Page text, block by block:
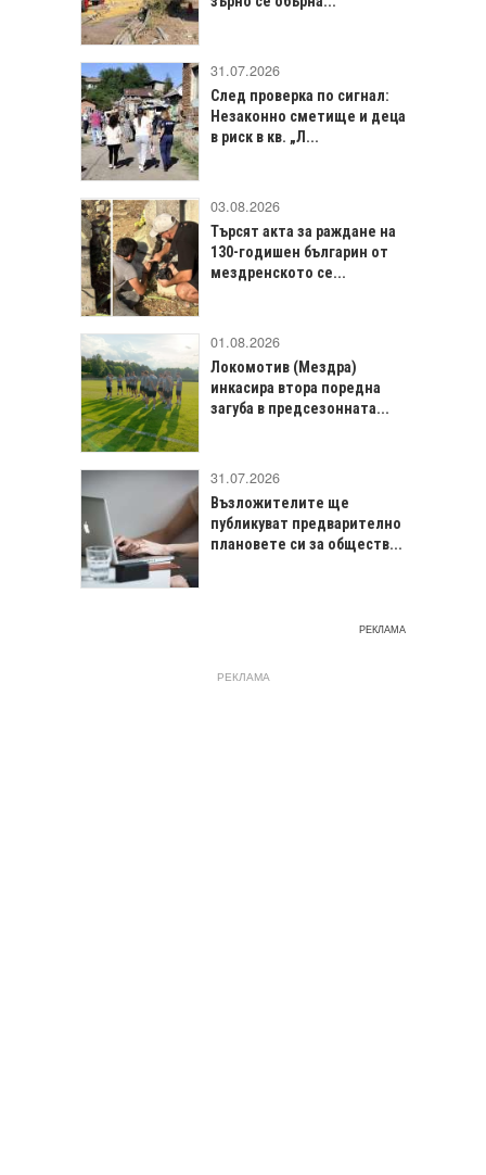
31.07.2026
След проверка по сигнал:
Незаконно сметище и деца
в риск в кв. „Л...
03.08.2026
Търсят акта за раждане на
130-годишен българин от
мездренското се...
01.08.2026
Локомотив (Мездра)
инкасира втора поредна
загуба в предсезонната...
31.07.2026
Възложителите ще
публикуват предварително
плановете си за обществ...
РЕКЛАМА
РЕКЛАМА